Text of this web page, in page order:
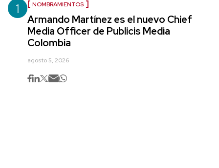
1 NOMBRAMIENTOS
Armando Martínez es el nuevo Chief
Media Officer de Publicis Media
Colombia
agosto 5, 2026